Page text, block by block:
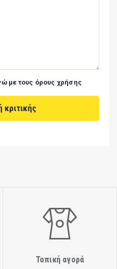
με τους όρους χρήσης
Τοπική αγορά